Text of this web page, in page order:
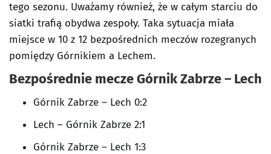
tego sezonu. Uważamy również, że w całym starciu do
siatki trafią obydwa zespoły. Taka sytuacja miała
miejsce w 10 z 12 bezpośrednich meczów rozegranych
pomiędzy Górnikiem a Lechem.
Bezpośrednie mecze Górnik Zabrze – Lech
Górnik Zabrze – Lech 0:2
Lech – Górnik Zabrze 2:1
Górnik Zabrze – Lech 1:3